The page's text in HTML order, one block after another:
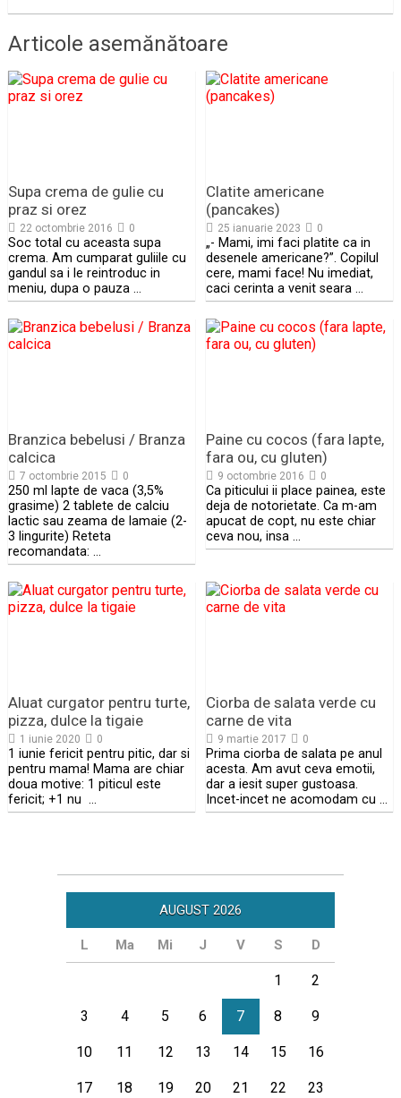
Articole asemănătoare
Supa crema de gulie cu
praz si orez
22 octombrie 2016 0
Soc total cu aceasta supa
crema. Am cumparat guliile cu
gandul sa i le reintroduc in
meniu, dupa o pauza …
Clatite americane
(pancakes)
25 ianuarie 2023 0
„- Mami, imi faci platite ca in
desenele americane?”. Copilul
cere, mami face! Nu imediat,
caci cerinta a venit seara …
Branzica bebelusi / Branza
calcica
7 octombrie 2015 0
250 ml lapte de vaca (3,5%
grasime) 2 tablete de calciu
lactic sau zeama de lamaie (2-
3 lingurite) Reteta
recomandata: …
Paine cu cocos (fara lapte,
fara ou, cu gluten)
9 octombrie 2016 0
Ca piticului ii place painea, este
deja de notorietate. Ca m-am
apucat de copt, nu este chiar
ceva nou, insa …
Aluat curgator pentru turte,
pizza, dulce la tigaie
1 iunie 2020 0
1 iunie fericit pentru pitic, dar si
pentru mama! Mama are chiar
doua motive: 1 piticul este
fericit; +1 nu …
Ciorba de salata verde cu
carne de vita
9 martie 2017 0
Prima ciorba de salata pe anul
acesta. Am avut ceva emotii,
dar a iesit super gustoasa.
Incet-incet ne acomodam cu …
AUGUST 2026
L Ma Mi J V S D
1 2
3 4 5 6 7 8 9
10 11 12 13 14 15 16
17 18 19 20 21 22 23